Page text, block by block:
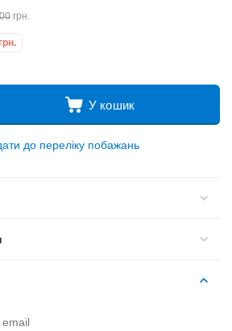
00 грн.
У кошик
до переліку побажань
email